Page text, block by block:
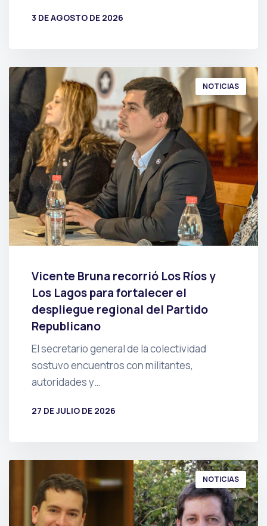
3 DE AGOSTO DE 2026
NOTICIAS
Vicente Bruna recorrió Los Ríos y
Los Lagos para fortalecer el
despliegue regional del Partido
Republicano
El secretario general de la colectividad
sostuvo encuentros con militantes,
autoridades y…
27 DE JULIO DE 2026
NOTICIAS